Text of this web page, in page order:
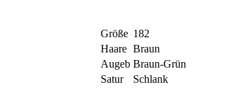
Größe 182
Haare Braun
Augeb Braun-Grün
Satur
Schlank